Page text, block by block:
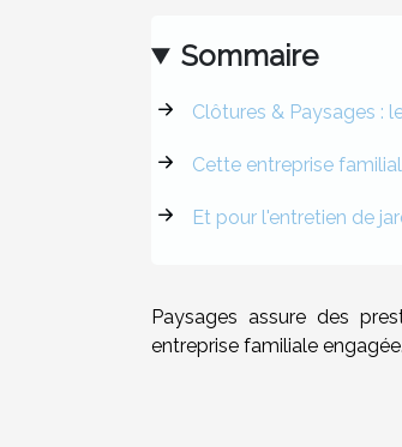
Sommaire
Clôtures & Paysages :
Cette entreprise
Et pour l'entretien de
Paysages assure des
entreprise familiale engagée.